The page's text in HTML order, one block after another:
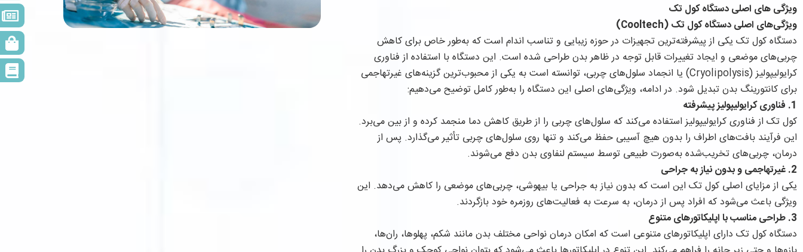
ویژگی های اصلی دستگاه کول تک
ویژگی‌های اصلی دستگاه کول تک (Cooltech)
دستگاه کول تک یکی از پیشرفته‌ترین تجهیزات در حوزه زیبایی و تناسب اندام است که به‌طور خاص برای کاهش
چربی‌های موضعی و ایجاد تغییرات قابل توجه در ظاهر بدن طراحی شده است. این دستگاه با استفاده از فناوری
کرایولیپولیز (Cryolipolysis) یا انجماد سلول‌های چربی، توانسته است به یکی از محبوب‌ترین گزینه‌های غیرتهاجمی
برای کانتورینگ بدن تبدیل شود. در ادامه، ویژگی‌های اصلی این دستگاه را به‌طور کامل توضیح می‌دهیم:
1. فناوری کرایولیپولیز پیشرفته
کول تک از فناوری کرایولیپولیز استفاده می‌کند که سلول‌های چربی را از طریق کاهش دما منجمد کرده و از بین می‌برد.
این فرآیند بافت‌های اطراف را بدون هیچ آسیبی حفظ می‌کند و تنها روی سلول‌های چربی تأثیر می‌گذارد. پس از
درمان، چربی‌های تخریب‌شده به‌صورت طبیعی توسط سیستم لنفاوی بدن دفع می‌شوند.
2. غیرتهاجمی و بدون نیاز به جراحی
یکی از مزایای اصلی کول تک این است که بدون نیاز به جراحی یا بیهوشی، چربی‌های موضعی را کاهش می‌دهد. این
ویژگی باعث می‌شود که افراد پس از درمان، به سرعت به فعالیت‌های روزمره خود بازگردند.
3. طراحی مناسب با اپلیکاتورهای متنوع
دستگاه کول تک دارای اپلیکاتورهای متنوعی است که امکان درمان نواحی مختلف بدن مانند شکم، پهلوها، ران‌ها،